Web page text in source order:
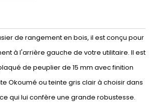
de rangement en bois, il est conçu pour
à l'arrière gauche de votre utilitaire. Il est
de peuplier de 15 mm avec finition
Okoumé ou teinte gris clair à choisir dans
qui lui confère une grande robustesse.